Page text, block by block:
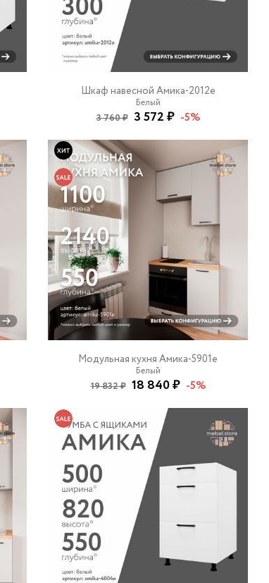
Шкаф навесной Амика-2012e
Белый
3 760 ₽ 3 572 ₽ -5%
Модульная кухня Амика-5901e
Белый
19 832 ₽ 18 840 ₽ -5%